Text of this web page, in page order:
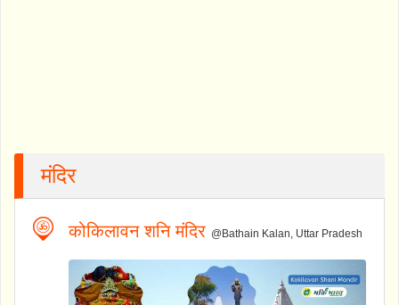
मंदिर
कोकिलावन शनि मंदिर @Bathain Kalan, Uttar Pradesh